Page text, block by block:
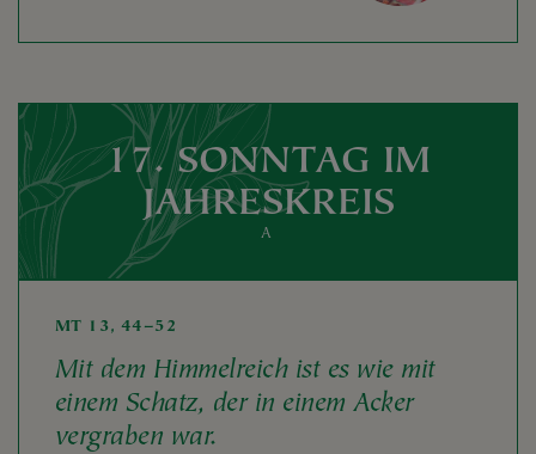
17. SONNTAG IM
JAHRESKREIS
A
MT 13, 44–52
Mit dem Himmelreich ist es wie mit
einem Schatz, der in einem Acker
vergraben war.